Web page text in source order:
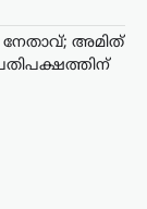
നേതാവ്; അമിത്